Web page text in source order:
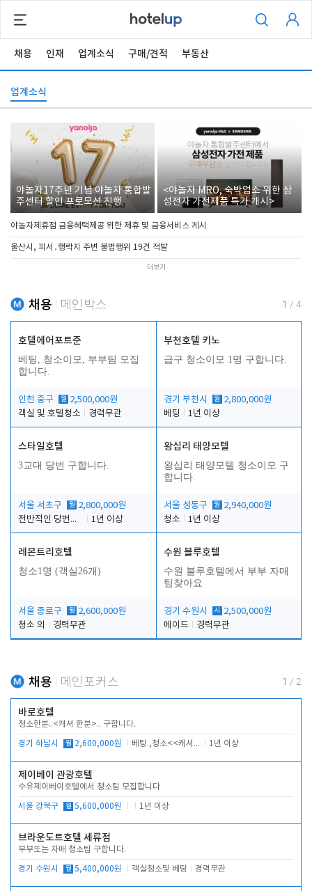
채용 인재 업계소식 구매/견적 부동산
업계소식
야놀자17주년 기념 야놀자 통합발
주센터 할인 프로모션 진행
<야놀자 MRO, 숙박업소 위한 삼
성전자 가전제품 특가 개시>
야놀자제휴점 금융혜택제공 위한 제휴 및 금융서비스 게시
울산시, 피서․행락지 주변 불법행위 19건 적발
더보기
채용 메인박스 1 / 4
호텔에어포트준
베팅, 청소이모, 부부팀 모집
합니다.
인천 중구 월 2,500,000원
객실 및 호텔청소
경력무관
부천호텔 키노
급구 청소이모 1명 구합니다.
경기 부천시 월 2,800,000원
베팅
1년 이상
스타일호텔
3교대 당번 구합니다.
서울 서초구 월 2,800,000원
전반적인 당번업무
1년 이상
왕십리 태양모텔
왕십리 태양모텔 청소이모 구
합니다.
서울 성동구 월 2,940,000원
청소
1년 이상
레몬트리호텔
청소1명 (객실26개)
서울 종로구 월 2,600,000원
청소 외
경력무관
수원 블루호텔
수원 블루호텔에서 부부 자매
팀찾아요
경기 수원시 시
2,500,000원
메이드
경력무관
채용 메인포커스 1 / 2
바로호텔
청소한분..<캐셔 한분>.. 구합니다.
경기 하남시 월 2,600,000원 베팅.,청소<<캐셔 모셔봅니다. 1년 이상
제이베이 관광호텔
수유제이베이호텔에서 청소팀 모집합니다
서울 강북구 월 5,600,000원 1년 이상
브라운도트호텔 세류점
부부또는 자매 청소팀 구합니다.
경기 수원시 월 5,400,000원 객실청소및 베팅 경력무관